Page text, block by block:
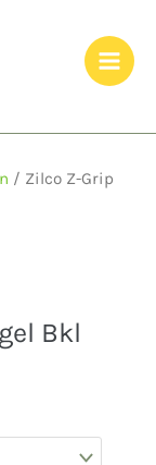
/ Zilco Z-Grip
Bkl